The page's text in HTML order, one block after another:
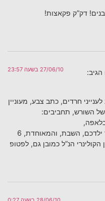
דק”ק פקאצות!
הגיב: 27/06/10 בשעה 23:57
חרדים, כתב צבע, מעוניין
השורש, תחביבים:
למען הכותרות הבאות, עתיד ילדכם, השבת, והמאוחדת, 6
הנ”ל כמובן גם, לפטופ